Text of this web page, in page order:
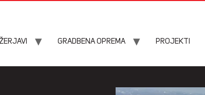
GRADBENA OPREMA PROJEKTI